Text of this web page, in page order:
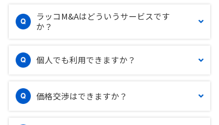
ラッコM&Aはどういうサービスです
か？
個人でも利用できますか？
価格交渉はできますか？